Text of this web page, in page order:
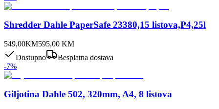
Shredder Dahle PaperSafe 23380,15 listova,P4,25l
549,00KM595,00 KM
Dostupno
Besplatna dostava
-7%
Giljotina Dahle 502, 320mm, A4, 8 listova